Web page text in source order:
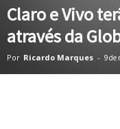
Claro e Vivo
através da
Por Ricardo Marques - 9 de